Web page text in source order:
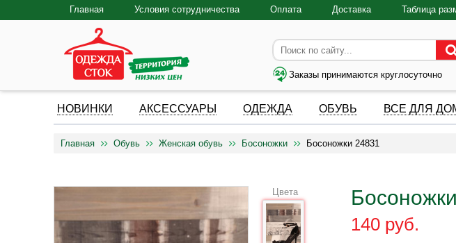
Главная Условия сотрудничества Оплата Доставка Таблица
Заказы принимаются круглосуточно
НОВИНКИ АКСЕССУАРЫ ОДЕЖДА ОБУВЬ ВСЕ ДЛЯ
Главная Обувь Женская обувь Босоножки Босоножки 24831
140 руб.
Цвета